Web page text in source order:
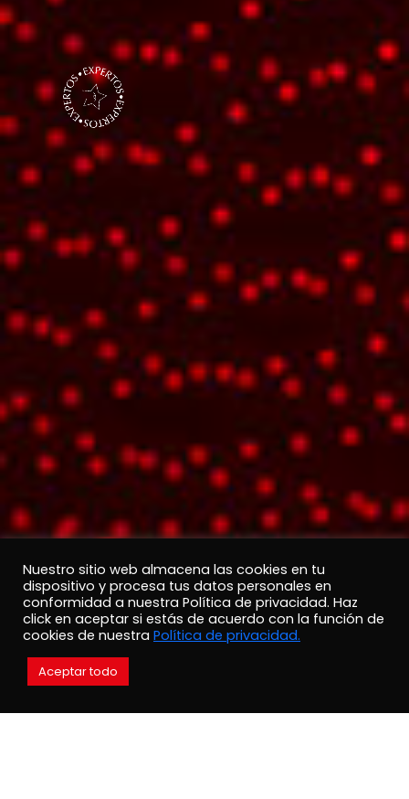
Nuestro sitio web almacena las cookies en tu
dispositivo y procesa tus datos personales en
conformidad a nuestra Política de privacidad. Haz
click en aceptar si estás de acuerdo con la función de
cookies de nuestra Política de privacidad.
Aceptar todo